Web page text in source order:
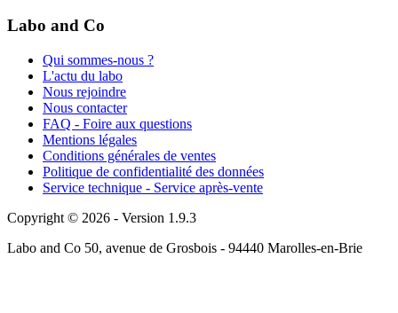
Labo and Co
Qui sommes-nous ?
L'actu du labo
Nous rejoindre
Nous contacter
FAQ - Foire aux questions
Mentions légales
Conditions générales de ventes
Politique de confidentialité des données
Service technique - Service après-vente
Copyright © 2026 - Version 1.9.3
Labo and Co 50, avenue de Grosbois - 94440 Marolles-en-Brie